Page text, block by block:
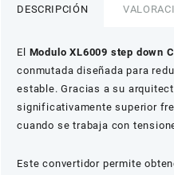
Step
cantidad
DESCRIPCIÓN
El Modulo XL6009 step down
conmutada diseñada para
estable. Gracias a su
significativamente superior
cuando se trabaja con
Este convertidor permite